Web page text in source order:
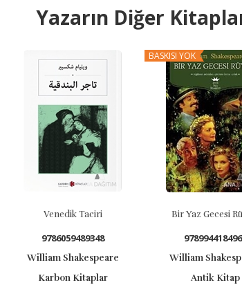
Yazarın Diğer
Venedik Taciri
9786059489348
William Shakespeare
Karbon Kitaplar
BASKISI YOK
Bir Yaz Gecesi Rüyası
9789944184960
William Shakespeare
Antik Kitap